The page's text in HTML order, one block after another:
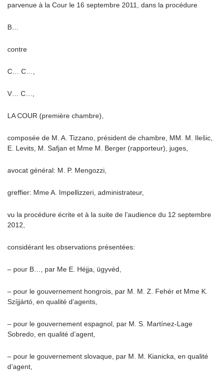
parvenue à la Cour le 16 septembre 2011, dans la procédure
B…
contre
C… C…,
V… C…,
LA COUR (première chambre),
composée de M. A. Tizzano, président de chambre, MM. M. Ilešic,
E. Levits, M. Safjan et Mme M. Berger (rapporteur), juges,
avocat général: M. P. Mengozzi,
greffier: Mme A. Impellizzeri, administrateur,
vu la procédure écrite et à la suite de l’audience du 12 septembre
2012,
considérant les observations présentées:
– pour B…, par Me E. Héjja, ügyvéd,
– pour le gouvernement hongrois, par M. M. Z. Fehér et Mme K.
Szíjjártó, en qualité d’agents,
– pour le gouvernement espagnol, par M. S. Martínez-Lage
Sobredo, en qualité d’agent,
– pour le gouvernement slovaque, par M. M. Kianicka, en qualité
d’agent,